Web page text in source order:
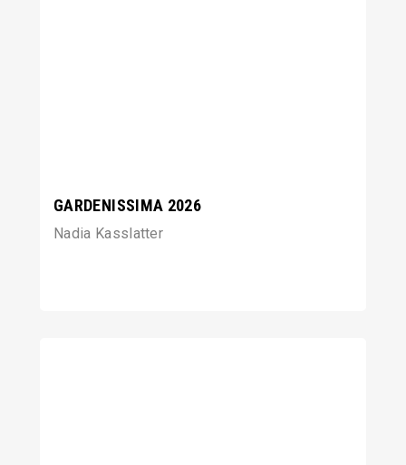
GARDENISSIMA 2026
Nadia Kasslatter